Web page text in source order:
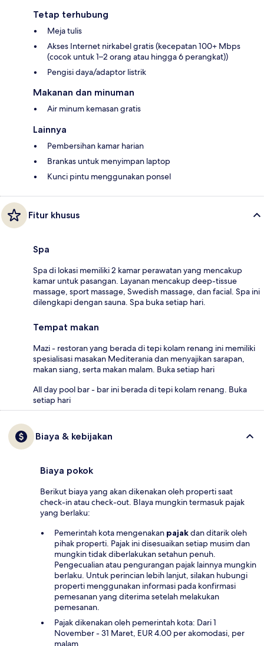
Tetap terhubung
Meja tulis
Akses Internet nirkabel gratis (kecepatan 100+ Mbps
(cocok untuk 1–2 orang atau hingga 6 perangkat))
Pengisi daya/adaptor listrik
Makanan dan minuman
Air minum kemasan gratis
Lainnya
Pembersihan kamar harian
Brankas untuk menyimpan laptop
Kunci pintu menggunakan ponsel
Fitur khusus
Spa
Spa di lokasi memiliki 2 kamar perawatan yang mencakup
kamar untuk pasangan. Layanan mencakup deep-tissue
massage, sport massage, Swedish massage, dan facial. Spa ini
dilengkapi dengan sauna. Spa buka setiap hari.
Tempat makan
Mazi - restoran yang berada di tepi kolam renang ini memiliki
spesialisasi masakan Mediterania dan menyajikan sarapan,
makan siang, serta makan malam. Buka setiap hari
All day pool bar - bar ini berada di tepi kolam renang. Buka
setiap hari
Biaya & kebijakan
Biaya pokok
Berikut biaya yang akan dikenakan oleh properti saat
check-in atau check-out. BIaya mungkin termasuk pajak
yang berlaku:
Pemerintah kota mengenakan pajakdan ditarik oleh
pihak properti. Pajak ini disesuaikan setiap musim dan
mungkin tidak diberlakukan setahun penuh.
Pengecualian atau pengurangan pajak lainnya mungkin
berlaku. Untuk perincian lebih lanjut, silakan hubungi
properti menggunakan informasi pada konfirmasi
pemesanan yang diterima setelah melakukan
pemesanan.
Pajak dikenakan oleh pemerintah kota: Dari 1
November - 31 Maret, EUR 4.00 per akomodasi, per
malam